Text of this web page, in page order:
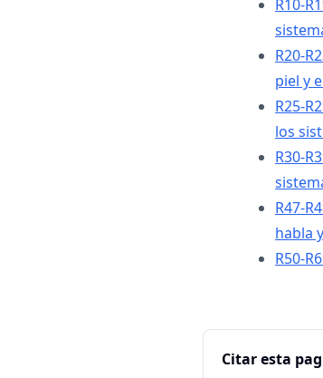
R10-
R20-
piel y
R25-
los
R30-
R47-
habla
R50-
Citar esta